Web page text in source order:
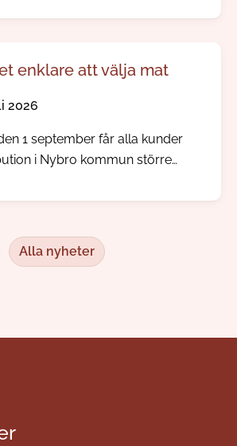
gamla prästgårdar och minnen
brunnsvatten.
enklare att välja mat
2026
1 september får alla kunder
i Nybro kommun större
kunden kunna börja göra
Alla nyheter